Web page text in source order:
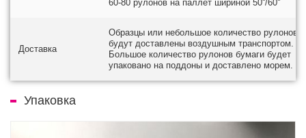
60-80 рулонов на паллет шириной 50''/60''
Доставка
Образцы или небольшое количество рулонов
будут доставлены воздушным транспортом.
Большое количество рулонов бумаги будет
упаковано на поддоны и доставлено морем.
Упаковка